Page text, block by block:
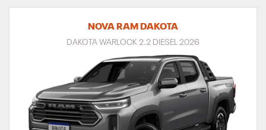
NOVA RAM DAKOTA
DAKOTA WARLOCK 2.2 DIESEL 2026